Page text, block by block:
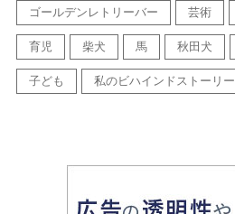
ゴールデンレトリーバー 芸術
育児 柴犬 馬 秋田犬
子ども 私のビハインドストーリー